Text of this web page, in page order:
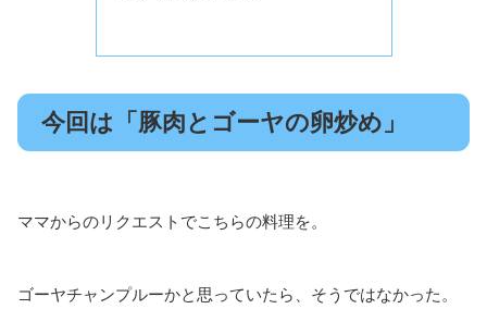
今回は「豚肉とゴーヤの卵炒め」
ママからのリクエストでこちらの料理を。
ゴーヤチャンプルーかと思っていたら、そうではなかった。